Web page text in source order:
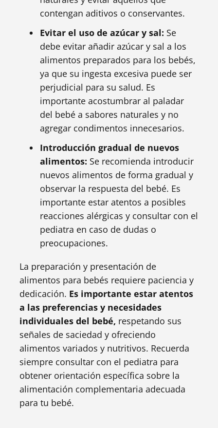
contengan aditivos o conservantes.
Evitar el uso de azúcar y sal: Se
debe evitar añadir azúcar y sal a los
alimentos preparados para los bebés,
ya que su ingesta excesiva puede ser
perjudicial para su salud. Es
importante acostumbrar al paladar
del bebé a sabores naturales y no
agregar condimentos innecesarios.
Introducción gradual de nuevos
alimentos: Se recomienda introducir
nuevos alimentos de forma gradual y
observar la respuesta del bebé. Es
importante estar atentos a posibles
reacciones alérgicas y consultar con el
pediatra en caso de dudas o
preocupaciones.
La preparación y presentación de
alimentos para bebés requiere paciencia y
dedicación. Es importante estar atentos
a las preferencias y necesidades
individuales del bebé, respetando sus
señales de saciedad y ofreciendo
alimentos variados y nutritivos. Recuerda
siempre consultar con el pediatra para
obtener orientación específica sobre la
alimentación complementaria adecuada
para tu bebé.